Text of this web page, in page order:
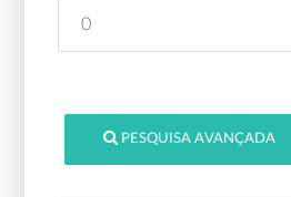
0
PESQUISA AVANÇADA